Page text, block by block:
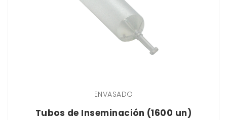
ENVASADO
Tubos de Inseminación (1600 un)